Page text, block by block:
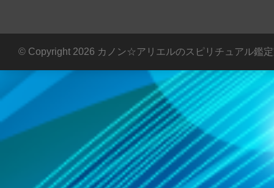
© Copyright 2026 カノン☆アリエルのスピリチュアル鑑